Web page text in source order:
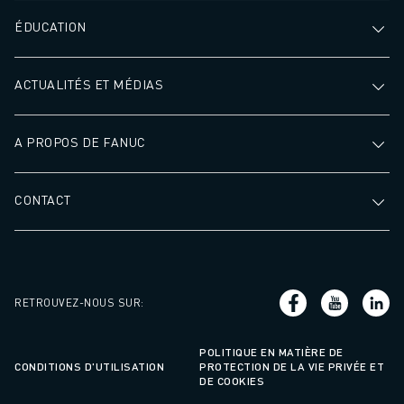
ÉDUCATION
ACTUALITÉS ET MÉDIAS
A PROPOS DE FANUC
CONTACT
RETROUVEZ-NOUS SUR:
CONDITIONS D'UTILISATION
POLITIQUE EN MATIÈRE DE
PROTECTION DE LA VIE PRIVÉE ET
DE COOKIES